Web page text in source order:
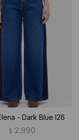
- Dark Blue I26
$ 2.990